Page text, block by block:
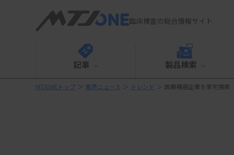
臨床検査の総合情報サイト
記事 製品検索
MTJONEトップ ＞ 業界ニュース ＞ トレンド ＞ 医療機器企業を家宅捜